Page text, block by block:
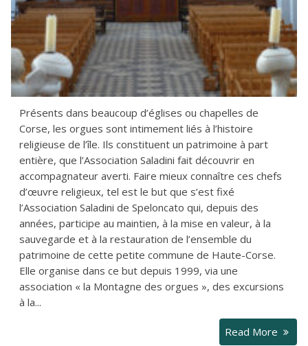
Présents dans beaucoup d’églises ou chapelles de
Corse, les orgues sont intimement liés à l’histoire
religieuse de l’île. Ils constituent un patrimoine à part
entière, que l’Association Saladini fait découvrir en
accompagnateur averti. Faire mieux connaître ces chefs
d’œuvre religieux, tel est le but que s’est fixé
l’Association Saladini de Speloncato qui, depuis des
années, participe au maintien, à la mise en valeur, à la
sauvegarde et à la restauration de l’ensemble du
patrimoine de cette petite commune de Haute-Corse.
Elle organise dans ce but depuis 1999, via une
association « la Montagne des orgues », des excursions
à la...
Read More